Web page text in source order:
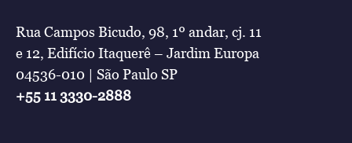
Rua Campos Bicudo, 98, 1º andar, cj. 11
e 12, Edifício Itaquerê – Jardim Europa
04536-010 | São Paulo SP
+55 11 3330-2888